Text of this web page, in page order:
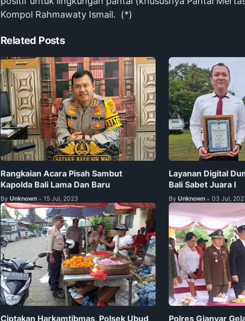
Kompol Rahmawaty Ismail. (*)
Related Posts
Rangkaian Acara Pisah Sambut
Kapolda Bali Lama Dan Baru
By Unknown • 15 Jul, 2023
Layanan Digital
Bali Sabet Juara I
By Unknown • 03 Jul,
Ciptakan Harkamtibmas, Polsek Ubud
Polres Gianyar